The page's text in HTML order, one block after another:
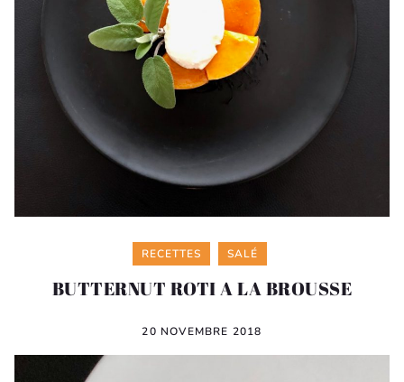
Categories
RECETTES SALÉ
BUTTERNUT ROTI A LA BROUSSE
20 NOVEMBRE 2018